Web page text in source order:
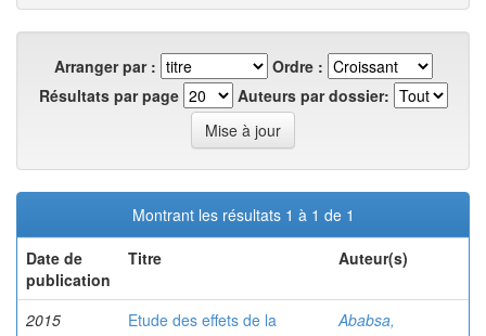
Arranger par :
Ordre :
Résultats par page
Auteurs par dossier:
Montrant les résultats 1 à 1 de 1
Date de
publication
Titre Auteur(s)
2015
Etude des effets de la
Ababsa,